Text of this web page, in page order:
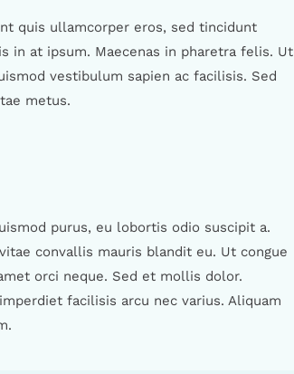
quis ullamcorper eros, sed tincidunt
in at ipsum. Maecenas in pharetra felis. Ut
vestibulum sapien ac facilisis. Sed
metus.
purus, eu lobortis odio suscipit a.
convallis mauris blandit eu. Ut congue
orci neque. Sed et mollis dolor.
facilisis arcu nec varius. Aliquam